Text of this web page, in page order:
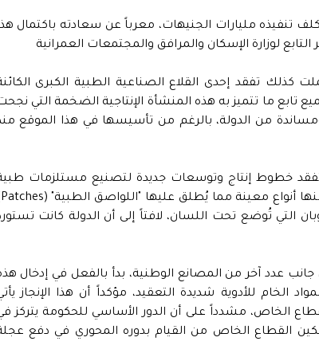
تنفيذه مليارات الجنيهات، معرباً عن سعادته باكتمال
لوزارة الإسكان والمرافق والمجتمعات العمرانية
تفقد إحدى القلاع الصناعية الطبية الكبرى
تابع ما تتميز به هذه المنشأة الإنتاجية الضخمة التي
من الدولة، بالرغم من تأسيسها في هذا الموقع
خطوط إنتاج وتوسعات جديدة لتصنيع مستلزمات
التي تُوضع تحت اللسان، لافتاً إلى أن الدولة كانت
عدد آخر من المصانع الوطنية، بدأ بالفعل في إدخال
الخام للأدوية شديدة التعقيد، مؤكداً أن هذا الإنجاز
الخاص، مشدداً على أن الدور الأساسي للحكومة يتركز
القطاع الخاص من القيام بدوره المحوري في دفع